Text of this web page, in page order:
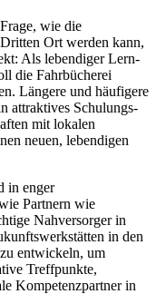
wie die
Ort werden kann,
Als lebendiger Lern-
die Fahrbücherei
Längere und häufigere
attraktives Schulungs-
mit lokalen
neuen, lebendigen
in enger
Partnern wie
Nahversorger in
in den
entwickeln, um
Treffpunkte,
Kompetenzpartner in